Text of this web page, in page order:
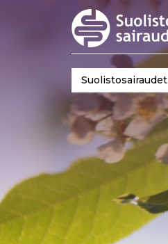
Suolistosairaudet